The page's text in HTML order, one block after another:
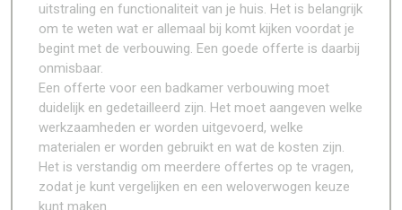
uitstraling en functionaliteit van je huis. Het is belangrijk
om te weten wat er allemaal bij komt kijken voordat je
begint met de verbouwing. Een goede offerte is daarbij
onmisbaar.
Een offerte voor een badkamer verbouwing moet
duidelijk en gedetailleerd zijn. Het moet aangeven welke
werkzaamheden er worden uitgevoerd, welke
materialen er worden gebruikt en wat de kosten zijn.
Het is verstandig om meerdere offertes op te vragen,
zodat je kunt vergelijken en een weloverwogen keuze
kunt maken.